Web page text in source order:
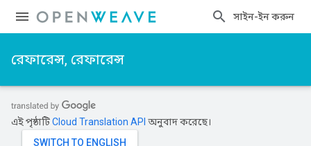
সাইন-ইন করুন
রেফারেন্স, রেফারেন্স
এই পৃষ্ঠাটিCloud Translation API অনুবাদ করেছে।